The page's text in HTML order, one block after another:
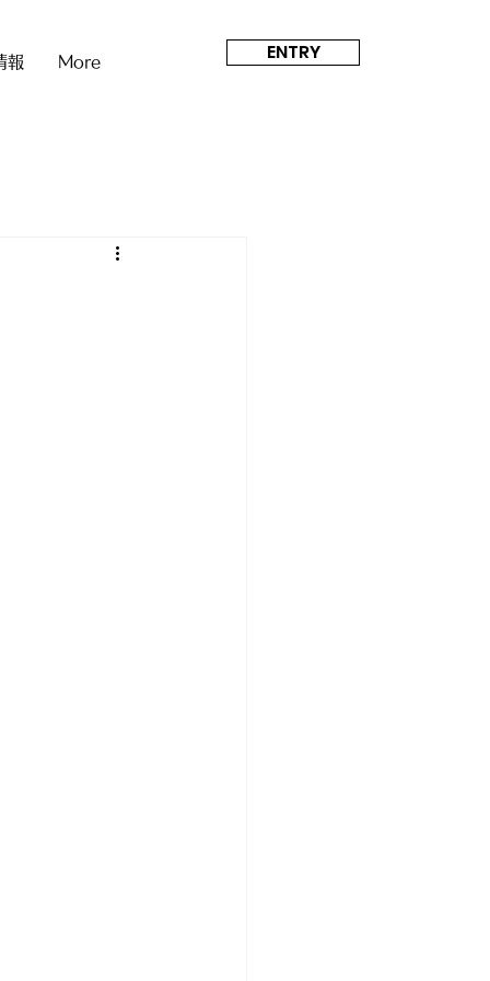
報 More ENTRY